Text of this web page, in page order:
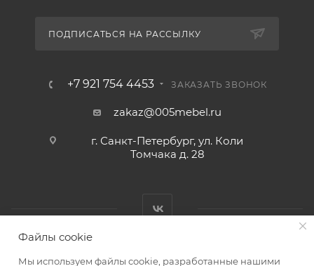
ПОДПИСАТЬСЯ НА РАССЫЛКУ
+7 921 754 4453 ЗАКАЗАТЬ ЗВОНОК
zakaz@005mebel.ru
г. Санкт-Петербург, ул. Коли
Томчака д. 28
Файлы cookie
Мы используем файлы cookie, разработанные нашими